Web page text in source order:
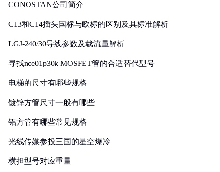
CONOSTAN公司简介
C13和C14插头国标与欧标的区别及其标准解析
LGJ-240/30导线参数及载流量解析
寻找nce01p30k MOSFET管的合适替代型号
电梯的尺寸有哪些规格
镀锌方管尺寸一般有哪些
铝方管有哪些常见规格
光线传媒参投三国的星空爆冷
横担型号对应重量